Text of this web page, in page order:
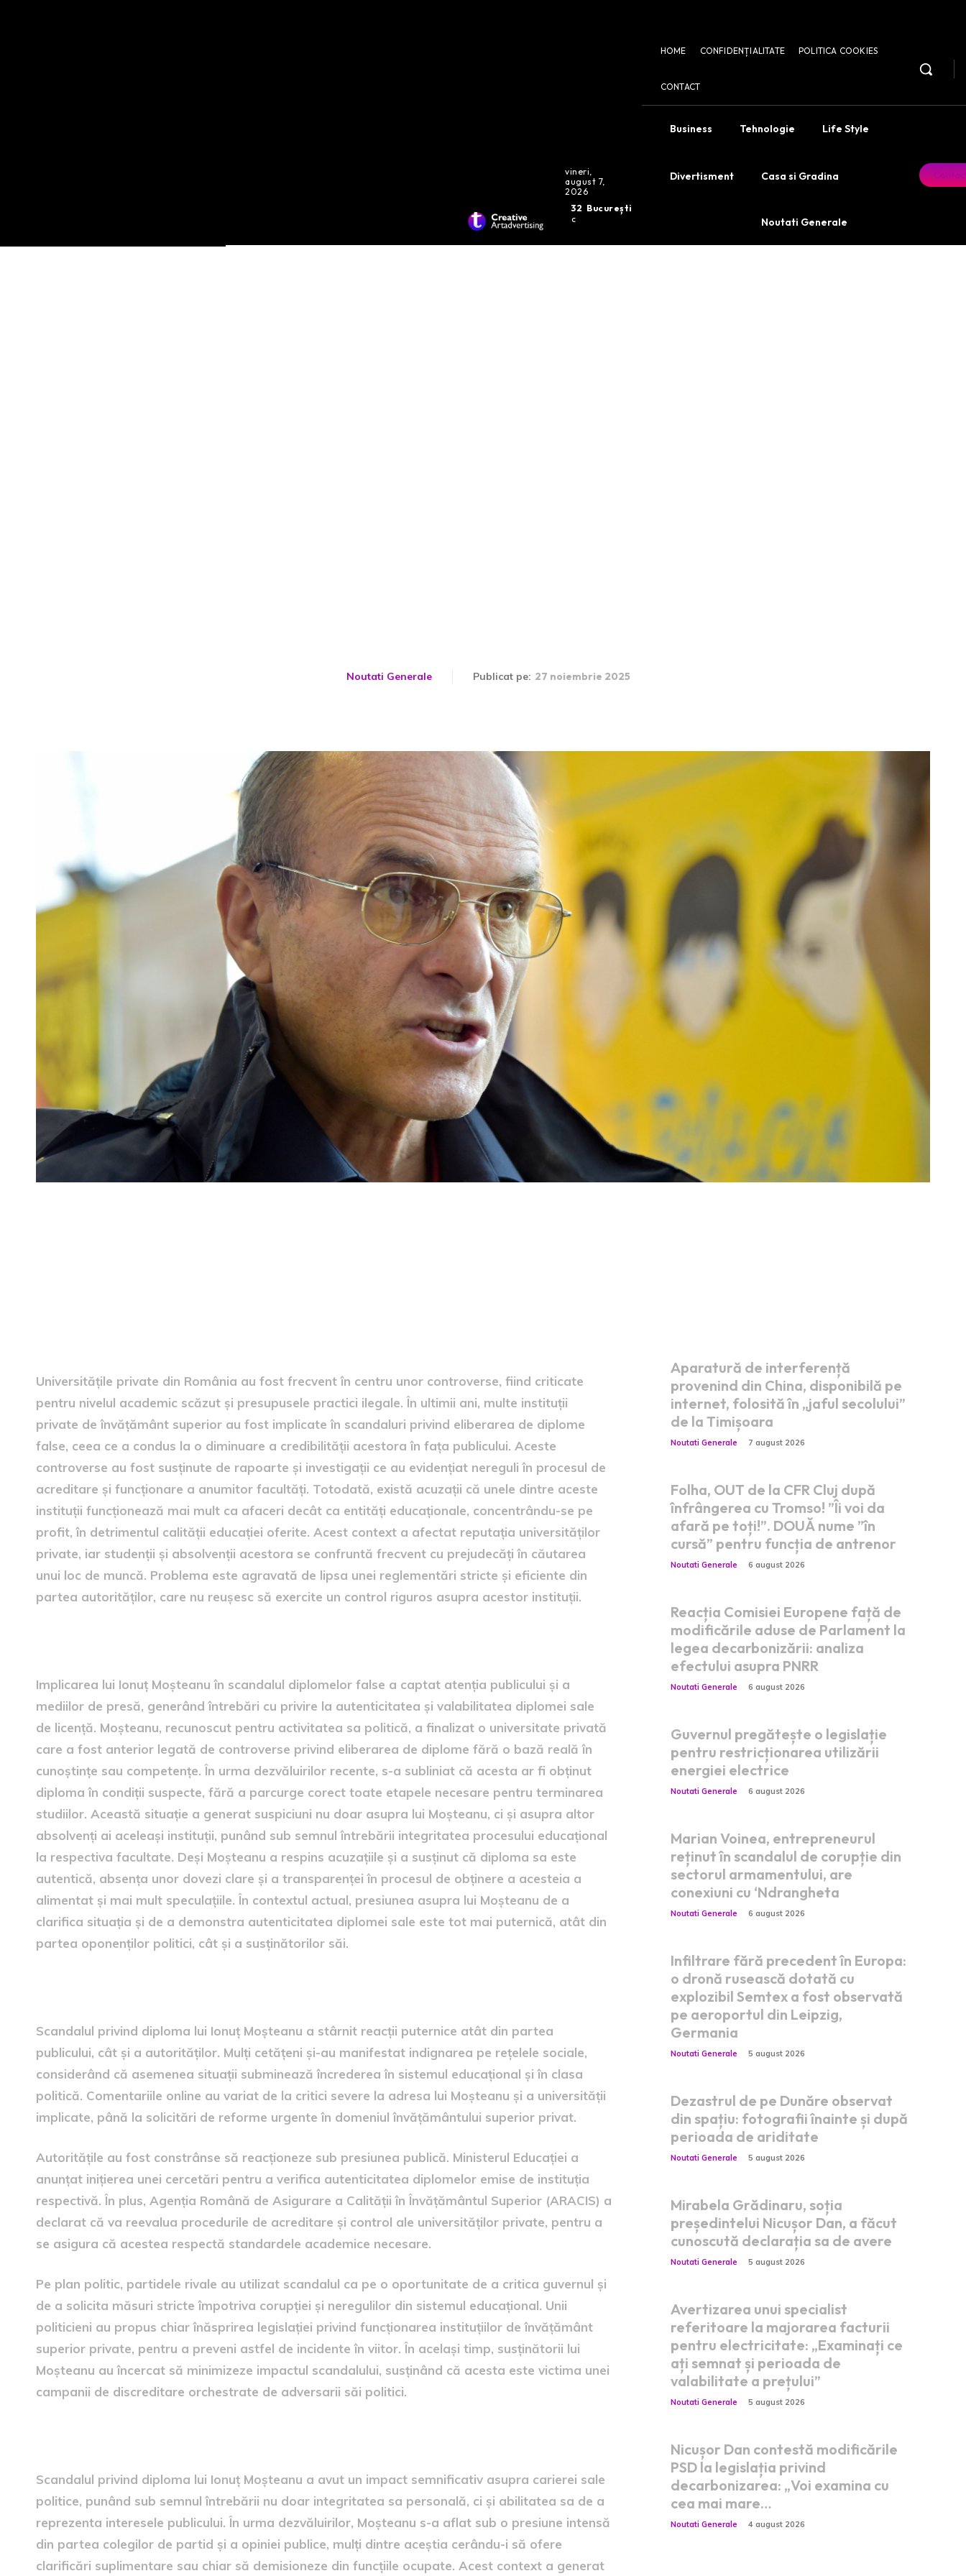
vineri,
august 7,
2026
32
C
București
HOME CONFIDENȚIALITATE POLITICA COOKIES
CONTACT
Business Tehnologie Life Style
Divertisment Casa si Gradina
Noutati Generale
Noutati Generale Publicat pe: 27 noiembrie 2025
Universitățile private din România au fost frecvent în centru unor controverse, fiind criticate
pentru nivelul academic scăzut și presupusele practici ilegale. În ultimii ani, multe instituții
private de învățământ superior au fost implicate în scandaluri privind eliberarea de diplome
false, ceea ce a condus la o diminuare a credibilității acestora în fața publicului. Aceste
controverse au fost susținute de rapoarte și investigații ce au evidențiat nereguli în procesul de
acreditare și funcționare a anumitor facultăți. Totodată, există acuzații că unele dintre aceste
instituții funcționează mai mult ca afaceri decât ca entități educaționale, concentrându-se pe
profit, în detrimentul calității educației oferite. Acest context a afectat reputația universităților
private, iar studenții și absolvenții acestora se confruntă frecvent cu prejudecăți în căutarea
unui loc de muncă. Problema este agravată de lipsa unei reglementări stricte și eficiente din
partea autorităților, care nu reușesc să exercite un control riguros asupra acestor instituții.
Implicarea lui Ionuț Moșteanu în scandalul diplomelor false a captat atenția publicului și a
mediilor de presă, generând întrebări cu privire la autenticitatea și valabilitatea diplomei sale
de licență. Moșteanu, recunoscut pentru activitatea sa politică, a finalizat o universitate privată
care a fost anterior legată de controverse privind eliberarea de diplome fără o bază reală în
cunoștințe sau competențe. În urma dezvăluirilor recente, s-a subliniat că acesta ar fi obținut
diploma în condiții suspecte, fără a parcurge corect toate etapele necesare pentru terminarea
studiilor. Această situație a generat suspiciuni nu doar asupra lui Moșteanu, ci și asupra altor
absolvenți ai aceleași instituții, punând sub semnul întrebării integritatea procesului educațional
la respectiva facultate. Deși Moșteanu a respins acuzațiile și a susținut că diploma sa este
autentică, absența unor dovezi clare și a transparenței în procesul de obținere a acesteia a
alimentat și mai mult speculațiile. În contextul actual, presiunea asupra lui Moșteanu de a
clarifica situația și de a demonstra autenticitatea diplomei sale este tot mai puternică, atât din
partea oponenților politici, cât și a susținătorilor săi.
Scandalul privind diploma lui Ionuț Moșteanu a stârnit reacții puternice atât din partea
publicului, cât și a autorităților. Mulți cetățeni și-au manifestat indignarea pe rețelele sociale,
considerând că asemenea situații subminează încrederea în sistemul educațional și în clasa
politică. Comentariile online au variat de la critici severe la adresa lui Moșteanu și a universității
implicate, până la solicitări de reforme urgente în domeniul învățământului superior privat.
Autoritățile au fost constrânse să reacționeze sub presiunea publică. Ministerul Educației a
anunțat inițierea unei cercetări pentru a verifica autenticitatea diplomelor emise de instituția
respectivă. În plus, Agenția Română de Asigurare a Calității în Învățământul Superior (ARACIS) a
declarat că va reevalua procedurile de acreditare și control ale universităților private, pentru a
se asigura că acestea respectă standardele academice necesare.
Pe plan politic, partidele rivale au utilizat scandalul ca pe o oportunitate de a critica guvernul și
de a solicita măsuri stricte împotriva corupției și neregulilor din sistemul educațional. Unii
politicieni au propus chiar înăsprirea legislației privind funcționarea instituțiilor de învățământ
superior private, pentru a preveni astfel de incidente în viitor. În același timp, susținătorii lui
Moșteanu au încercat să minimizeze impactul scandalului, susținând că acesta este victima unei
campanii de discreditare orchestrate de adversarii săi politici.
Scandalul privind diploma lui Ionuț Moșteanu a avut un impact semnificativ asupra carierei sale
politice, punând sub semnul întrebării nu doar integritatea sa personală, ci și abilitatea sa de a
reprezenta interesele publicului. În urma dezvăluirilor, Moșteanu s-a aflat sub o presiune intensă
din partea colegilor de partid și a opiniei publice, mulți dintre aceștia cerându-i să ofere
clarificări suplimentare sau chiar să demisioneze din funcțiile ocupate. Acest context a generat
Aparatură de interferență
provenind din China, disponibilă pe
internet, folosită în „jaful secolului”
de la Timișoara
Noutati Generale 7 august 2026
Folha, OUT de la CFR Cluj după
înfrângerea cu Tromso! ”Îi voi da
afară pe toți!”. DOUĂ nume ”în
cursă” pentru funcția de antrenor
Noutati Generale 6 august 2026
Reacția Comisiei Europene față de
modificările aduse de Parlament la
legea decarbonizării: analiza
efectului asupra PNRR
Noutati Generale 6 august 2026
Guvernul pregătește o legislație
pentru restricționarea utilizării
energiei electrice
Noutati Generale 6 august 2026
Marian Voinea, entrepreneurul
reținut în scandalul de corupție din
sectorul armamentului, are
conexiuni cu ‘Ndrangheta
Noutati Generale 6 august 2026
Infiltrare fără precedent în Europa:
o dronă rusească dotată cu
explozibil Semtex a fost observată
pe aeroportul din Leipzig,
Germania
Noutati Generale 5 august 2026
Dezastrul de pe Dunăre observat
din spațiu: fotografii înainte și după
perioada de ariditate
Noutati Generale 5 august 2026
Mirabela Grădinaru, soția
președintelui Nicușor Dan, a făcut
cunoscută declarația sa de avere
Noutati Generale 5 august 2026
Avertizarea unui specialist
referitoare la majorarea facturii
pentru electricitate: „Examinați ce
ați semnat și perioada de
valabilitate a prețului”
Noutati Generale 5 august 2026
Nicușor Dan contestă modificările
PSD la legislația privind
decarbonizarea: „Voi examina cu
cea mai mare…
Noutati Generale 4 august 2026